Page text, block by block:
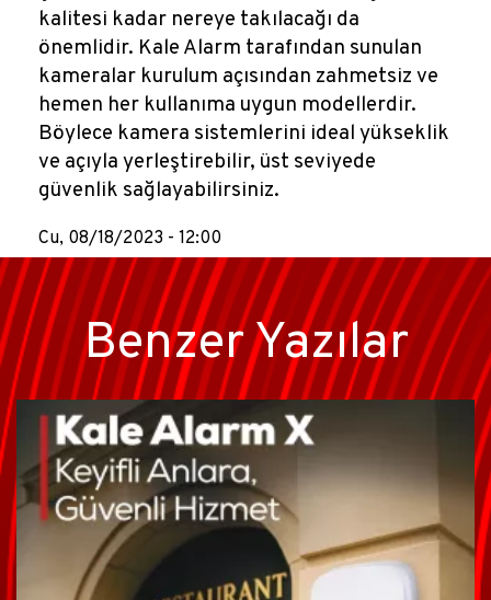
kalitesi kadar nereye takılacağı da
önemlidir. Kale Alarm tarafından sunulan
kameralar kurulum açısından zahmetsiz ve
hemen her kullanıma uygun modellerdir.
Böylece kamera sistemlerini ideal yükseklik
ve açıyla yerleştirebilir, üst seviyede
güvenlik sağlayabilirsiniz.
Cu, 08/18/2023 - 12:00
Benzer Yazılar